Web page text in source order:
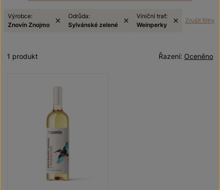
Výrobce:
Znovín Znojmo
Odrůda:
Sylvánské zelené
Viniční trať:
Weinperky
Zrušit filtry
Oceněno
Řazení:
1 produkt